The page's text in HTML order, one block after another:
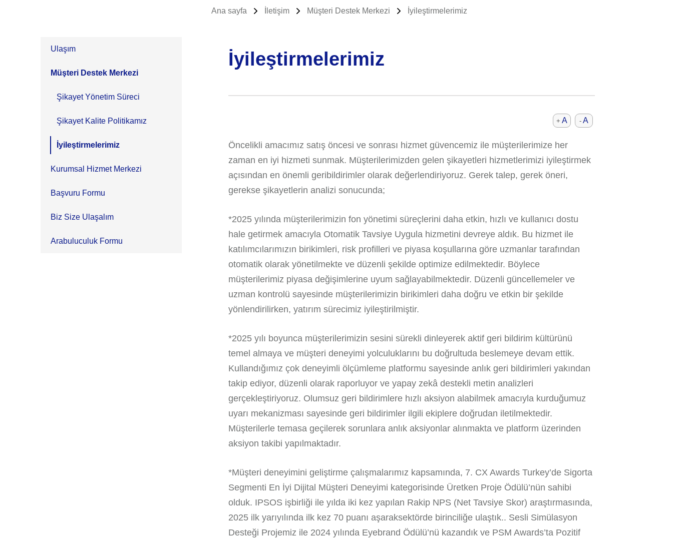
Ana sayfa İletişim Müşteri Destek Merkezi İyileştirmelerimiz
Ulaşım
Müşteri Destek Merkezi
Şikayet Yönetim Süreci
Şikayet Kalite Politikamız
İyileştirmelerimiz
Kurumsal Hizmet Merkezi
Başvuru Formu
Biz Size Ulaşalım
Arabuluculuk Formu
İyileştirmelerimiz
-A
+ A
Öncelikli amacımız satış öncesi ve sonrası hizmet güvencemiz ile müşterilerimize her
zaman en iyi hizmeti sunmak. Müşterilerimizden gelen şikayetleri hizmetlerimizi iyileştirmek
açısından en önemli geribildirimler olarak değerlendiriyoruz. Gerek talep, gerek öneri,
gerekse şikayetlerin analizi sonucunda;
*2025 yılında müşterilerimizin fon yönetimi süreçlerini daha etkin, hızlı ve kullanıcı dostu
hale getirmek amacıyla Otomatik Tavsiye Uygula hizmetini devreye aldık. Bu hizmet ile
katılımcılarımızın birikimleri, risk profilleri ve piyasa koşullarına göre uzmanlar tarafından
otomatik olarak yönetilmekte ve düzenli şekilde optimize edilmektedir. Böylece
müşterilerimiz piyasa değişimlerine uyum sağlayabilmektedir. Düzenli güncellemeler ve
uzman kontrolü sayesinde müşterilerimizin birikimleri daha doğru ve etkin bir şekilde
yönlendirilirken, yatırım sürecimiz iyileştirilmiştir.
*2025 yılı boyunca müşterilerimizin sesini sürekli dinleyerek aktif geri bildirim kültürünü
temel almaya ve müşteri deneyimi yolculuklarını bu doğrultuda beslemeye devam ettik.
Kullandığımız çok deneyimli ölçümleme platformu sayesinde anlık geri bildirimleri yakından
takip ediyor, düzenli olarak raporluyor ve yapay zekâ destekli metin analizleri
gerçekleştiriyoruz. Olumsuz geri bildirimlere hızlı aksiyon alabilmek amacıyla kurduğumuz
uyarı mekanizması sayesinde geri bildirimler ilgili ekiplere doğrudan iletilmektedir.
Müşterilerle temasa geçilerek sorunlara anlık aksiyonlar alınmakta ve platform üzerinden
aksiyon takibi yapılmaktadır.
*Müşteri deneyimini geliştirme çalışmalarımız kapsamında, 7. CX Awards Turkey’de Sigorta
Segmenti En İyi Dijital Müşteri Deneyimi kategorisinde Üretken Proje Ödülü’nün sahibi
olduk. IPSOS işbirliği ile yılda iki kez yapılan Rakip NPS (Net Tavsiye Skor) araştırmasında,
2025 ilk yarıyılında ilk kez 70 puanı aşaraksektörde birinciliğe ulaştık.. Sesli Simülasyon
Desteği Projemiz ile 2024 yılında Eyebrand Ödülü’nü kazandık ve PSM Awards’ta Pozitif